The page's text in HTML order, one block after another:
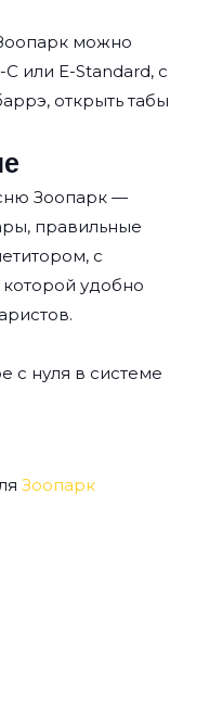
можно
или E-Standard, с
открыть табы
Зоопарк —
правильные
с
удобно
с нуля в системе
Зоопарк